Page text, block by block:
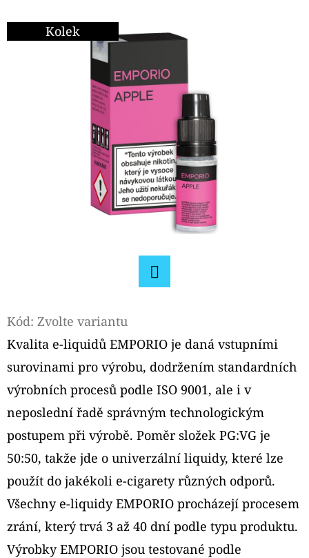
Kolek
Kód: Zvolte variantu
Kvalita e-liquidů EMPORIO je daná vstupními
surovinami pro výrobu, dodržením standardních
výrobních procesů podle ISO 9001, ale i v
neposlední řadě správným technologickým
postupem při výrobě. Poměr složek PG:VG je
50:50, takže jde o univerzální liquidy, které lze
použít do jakékoli e-cigarety různých odporů.
Všechny e-liquidy EMPORIO procházejí procesem
zrání, který trvá 3 až 40 dní podle typu produktu.
Výrobky EMPORIO jsou testované podle
T
HLEDAT
D
O
P
O
R
U
Č
U
J
E
M
E